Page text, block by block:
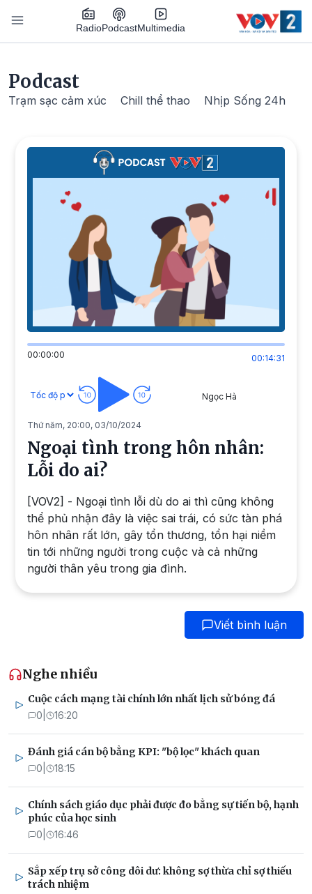
Nhảy đến nội dung
RadioPodcastMultimedia
Podcast
Trạm sạc cảm xúc Chill thể thao Nhịp Sống 24h
00:00:00 00:14:31
Ngọc Hà
Thứ năm, 20:00, 03/10/2024
Ngoại tình trong hôn nhân:
Lỗi do ai?
[VOV2] - Ngoại tình lỗi dù do ai thì cũng không
thể phủ nhận đây là việc sai trái, có sức tàn phá
hôn nhân rất lớn, gây tổn thương, tổn hại niềm
tin tới những người trong cuộc và cả những
người thân yêu trong gia đình.
Viết bình luận
Nghe nhiều
Cuộc cách mạng tài chính lớn nhất lịch sử bóng đá
0 16:20
Đánh giá cán bộ bằng KPI: "bộ lọc" khách quan
0 18:15
Chính sách giáo dục phải được đo bằng sự tiến bộ, hạnh
phúc của học sinh
0 16:46
Sắp xếp trụ sở công dôi dư: không sợ thừa chỉ sợ thiếu
trách nhiệm